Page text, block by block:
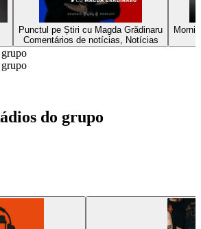
Punctul pe Știri cu Magda Grădinaru
Comentários de notícias, Notícias
do grupo